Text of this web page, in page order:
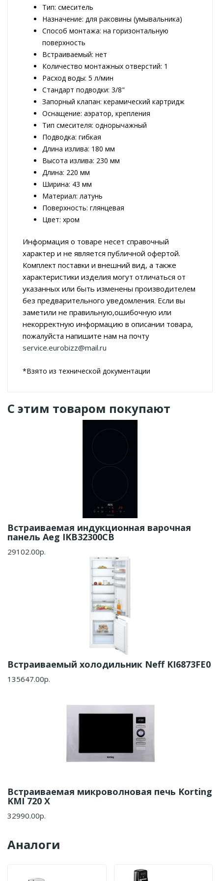
Тип: смеситель
Назначение: для раковины (умывальника)
Способ монтажа: на горизонтальную
поверхность
Встраиваемый: нет
Количество монтажных отверстий: 1
Расход воды: 5 л/мин
Стандарт подводки: 3/8"
Запорный клапан: керамический картридж
Оснащение: аэратор, крепления
Тип смесителя: однорычажный
Подводка: гибкая
Длина излива: 180 мм
Высота излива: 230 мм
Длина: 220 мм
Ширина: 43 мм
Материал: латунь
Поверхность: глянцевая
Цвет: хром
Информация о товаре несет справочный
характер и не является публичной офертой.
Комплект поставки и внешний вид, а также
характеристики изделия могут отличаться от
указанных или быть изменены производителем
без предварительного уведомления. Если вы
заметили не правильную,ошибочную или
некорректную информацию в описании товара,
пожалуйста напишите нам на почту
service.eurobizz@mail.ru
*Взято из технической документации
С этим товаром покупают
Встраиваемая индукционная варочная
панель Aeg IKB32300CB
29102.00р.
Встраиваемый холодильник Neff KI6873FE0
135647.00р.
Встраиваемая микроволновая печь Korting
KMI 720 X
32990.00р.
Аналоги